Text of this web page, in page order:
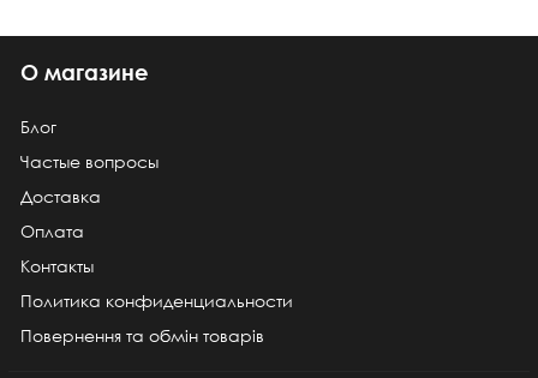
О магазине
Блог
Частые вопросы
Доставка
Оплата
Контакты
Политика конфиденциальности
Повернення та обмін товарів